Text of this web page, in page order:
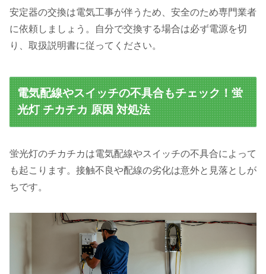
安定器の交換は電気工事が伴うため、安全のため専門業者
に依頼しましょう。自分で交換する場合は必ず電源を切
り、取扱説明書に従ってください。
電気配線やスイッチの不具合もチェック！蛍
光灯 チカチカ 原因 対処法
蛍光灯のチカチカは電気配線やスイッチの不具合によって
も起こります。接触不良や配線の劣化は意外と見落としが
ちです。